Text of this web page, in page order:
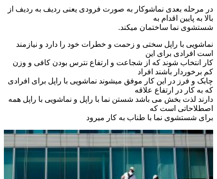
در مرحله بعدی نماشوکار به صورت فرودی یعنی ردیف به ردیف از
بالا به پایین اقدام به
شستشوی نما ساختمان میکند.
نماشویی با راپل سختی و زحمت و خطرات خود را دارد و نیازمند
است افرادی برای این
کار انتخاب شوند که از شجاعت و ارتفاع نترس بودن کافی و وزن
کم برخوردار باشند افراد
چابک و فرز در این کار موفق میشوند نماشویی با راپل برای افرادی
که به کار در ارتفاع علاقه
دارند لذت بخش می باشد شستن نما با راپل و نماشویی با راپل همه
اصطلاحاتی است که
برای شستشوی نما با طناب به کار میرود